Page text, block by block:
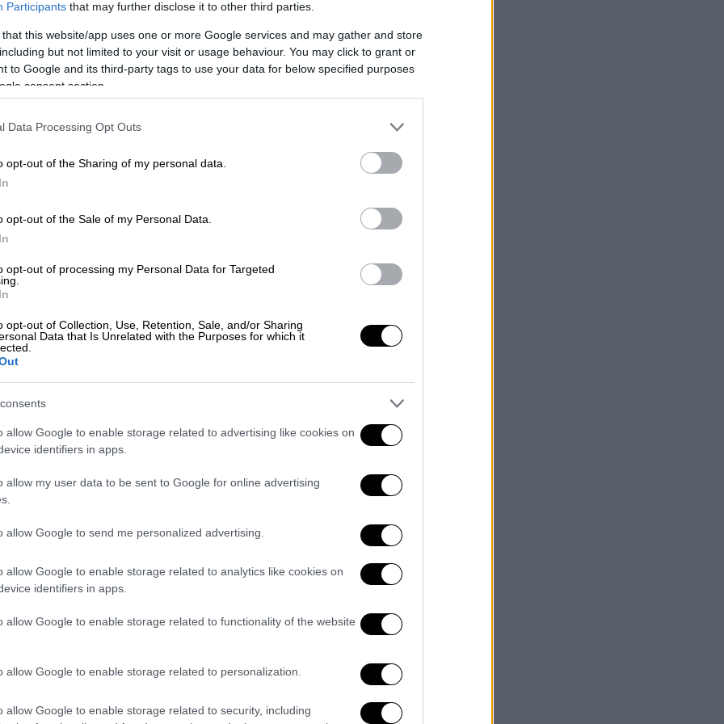
Participants that may further disclose it to other third parties.
that this website/app uses one or more Google services and may gather and store
but not limited to your visit or usage behaviour. You may click to grant or
to Google and its third-party tags to use your data for below specified purposes
consent section.
Data Processing Opt Outs
opt-out of the Sharing of my personal data.
opt-out of the Sale of my Personal Data.
opt-out of processing my Personal Data for Targeted
opt-out of Collection, Use, Retention, Sale, and/or Sharing
Data that Is Unrelated with the Purposes for which it
allow Google to enable storage related to advertising like cookies on
identifiers in apps.
allow my user data to be sent to Google for online advertising
allow Google to send me personalized advertising.
allow Google to enable storage related to analytics like cookies on
identifiers in apps.
allow Google to enable storage related to functionality of the website
allow Google to enable storage related to personalization.
allow Google to enable storage related to security, including
των πράξεών του.
τους ανθρώπους»
με 26 μαχαιριές - Η δίκη
εξαπάτησης με λίρες -
την απολογία του,ο 22χρονος
ενός ανθρώπου που δεν είχε δώσει
ανθρώπους, δεν έχω πειράξει ποτέ
ενώ απέδωσε μέρος της ψυχικής του
του βάρους του.
νύχτας, ισχυρίστηκε ότι επέστρεψε στο
αλκοόλ και ναρκωτικών ουσιών.
η οποία τον επέπληξε για την οικονομική
καταλάβαινα τι έκανα. Πήρα το μαχαίρι
και την χτύπησα με αυτό. Δεν θυμάμαι αν
και με απείλησε»
τον εξάδελφό τουγια να τον βοηθήσει να
να καθαρίσει το σπίτι. Ο
υπόθαλψη, υποστήριξε πως βρέθηκε